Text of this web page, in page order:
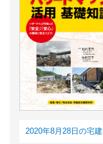
2020年8月28日の宅